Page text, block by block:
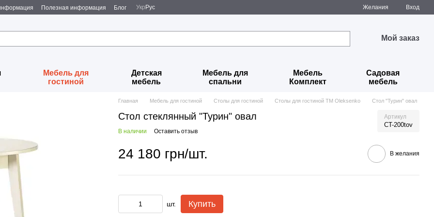
Полезная информация Блог Укр Рус Желания Вход
Мой заказ
Мебель для
гостиной
Детская
мебель
Мебель для
спальни
Мебель
Комплект
Садовая
мебель
Главная Мебель для гостиной Столы для гостиной Столы для гостиной TM Oleksenko Стол "Турин" овал
Стол стеклянный "Турин" овал Артикул
CT-200tov
В наличии Оставить отзыв
24 180 грн/шт. В желания
шт. Купить